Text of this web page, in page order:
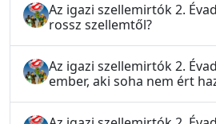
Az igazi szellemirtók 2.
rossz szellemtől?
Az igazi szellemirtók 2.
ember, aki soha nem ért